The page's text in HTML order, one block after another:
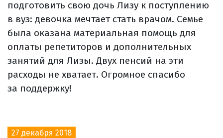
подготовить свою дочь Лизу к поступлению
в вуз: девочка мечтает стать врачом. Семье
была оказана материальная помощь для
оплаты репетиторов и дополнительных
занятий для Лизы. Двух пенсий на эти
расходы не хватает. Огромное спасибо
за поддержку!
27 декабря 2018